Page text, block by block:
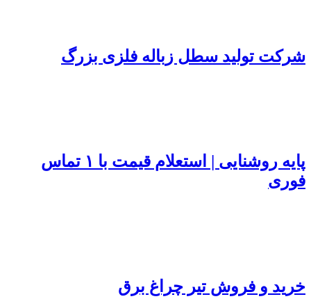
شرکت تولید سطل زباله فلزی بزرگ
پایه روشنایی | استعلام قیمت با ۱ تماس
فوری
خرید و فروش تير چراغ برق